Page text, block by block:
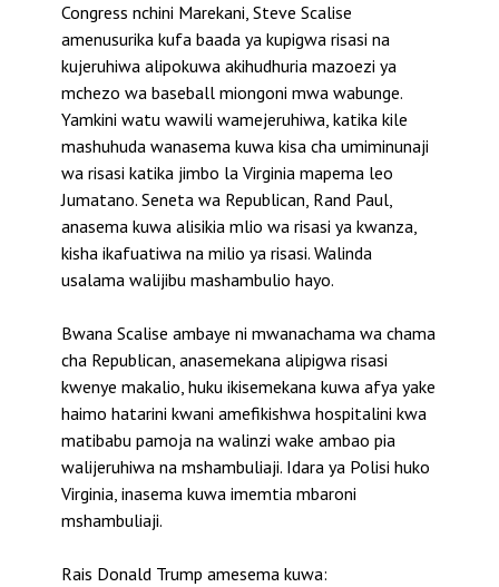
Congress nchini Marekani, Steve Scalise
amenusurika kufa baada ya kupigwa risasi na
kujeruhiwa alipokuwa akihudhuria mazoezi ya
mchezo wa baseball miongoni mwa wabunge.
Yamkini watu wawili wamejeruhiwa, katika kile
mashuhuda wanasema kuwa kisa cha umiminunaji
wa risasi katika jimbo la Virginia mapema leo
Jumatano. Seneta wa Republican, Rand Paul,
anasema kuwa alisikia mlio wa risasi ya kwanza,
kisha ikafuatiwa na milio ya risasi. Walinda
usalama walijibu mashambulio hayo.
Bwana Scalise ambaye ni mwanachama wa chama
cha Republican, anasemekana alipigwa risasi
kwenye makalio, huku ikisemekana kuwa afya yake
haimo hatarini kwani amefikishwa hospitalini kwa
matibabu pamoja na walinzi wake ambao pia
walijeruhiwa na mshambuliaji. Idara ya Polisi huko
Virginia, inasema kuwa imemtia mbaroni
mshambuliaji.
Rais Donald Trump amesema kuwa: